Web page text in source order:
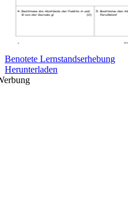
Benotete Lernstandserhebung
Herunterladen